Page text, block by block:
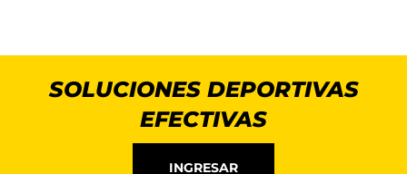
SOLUCIONES DEPORTIVAS
EFECTIVAS
INGRESAR